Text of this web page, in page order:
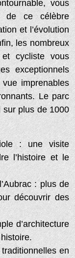
vous
de ce célèbre
et l’évolution
les nombreux
cycliste vous
exceptionnels
imprenables
Le parc
sur plus de 1000
: une visite
l’histoire et le
: plus de
découvrir des
d’architecture
en